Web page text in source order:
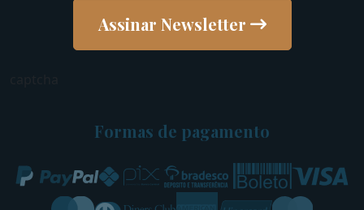
Assinar Newsletter
Formas de pagamento